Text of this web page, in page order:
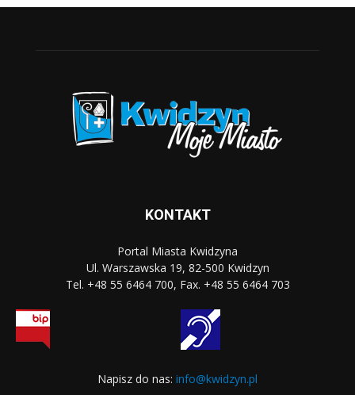
KONTAKT
Portal Miasta Kwidzyna
Ul. Warszawska 19, 82-500 Kwidzyn
Tel. +48 55 6464 700, Fax. +48 55 6464 703
Napisz do nas: info@kwidzyn.pl